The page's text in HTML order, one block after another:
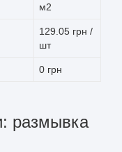
м2
129.05 грн /
шт
0 грн
размывка